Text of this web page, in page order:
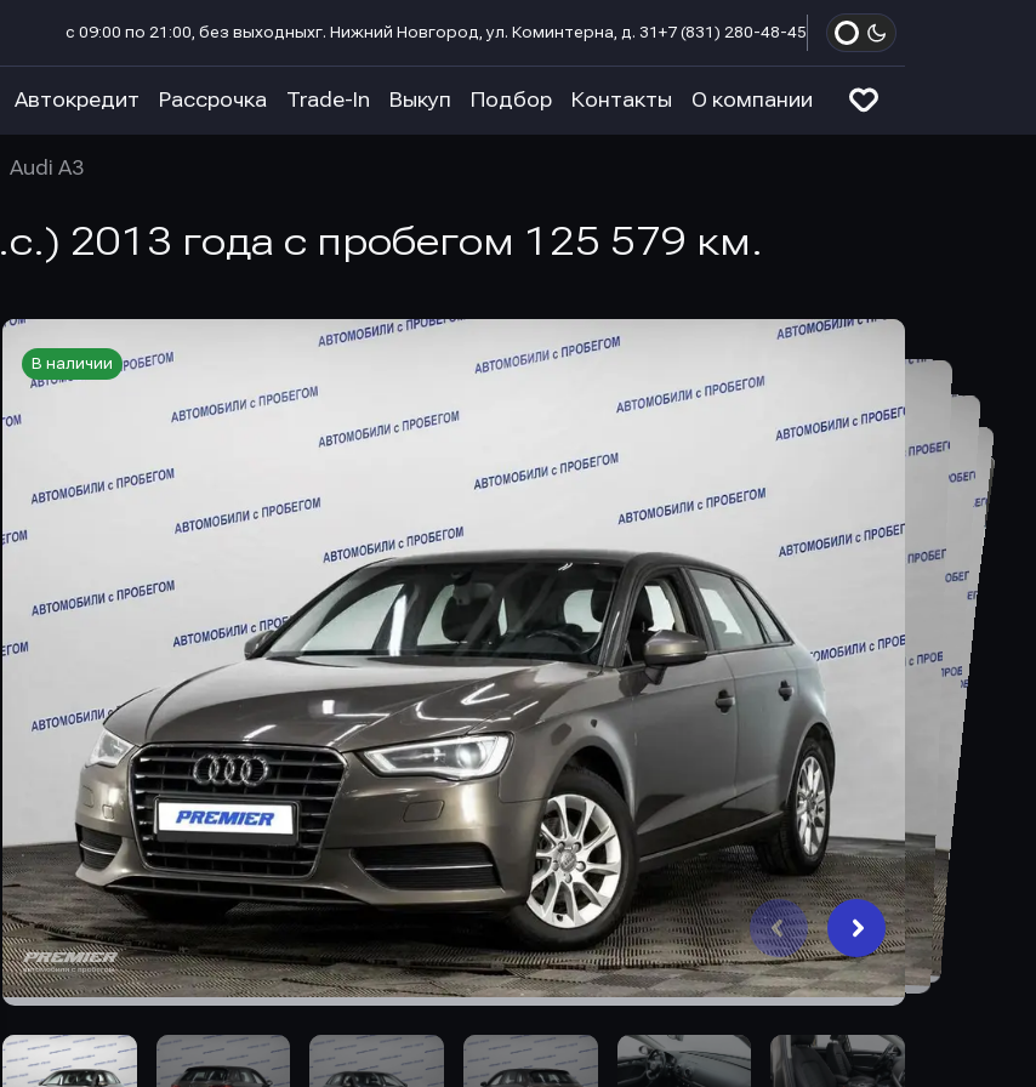
с 09:00 по 21:00, без выходныхг. Нижний Новгород, ул. Коминтерна, д. 31 +7 (831) 280-48-45
Автокредит Рассрочка Trade-In Выкуп Подбор Контакты О компании
Audi A3
2013 года с пробегом 125 579 км.
В наличии